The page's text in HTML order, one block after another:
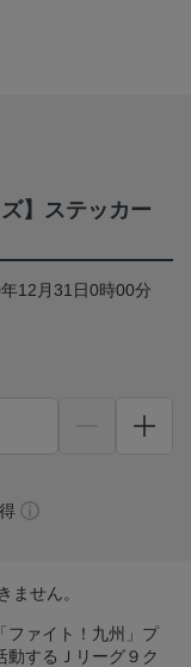
】ステッカー
12月31日0時00分
ません。
ファイト！九州」プ
動するＪリーグ９ク